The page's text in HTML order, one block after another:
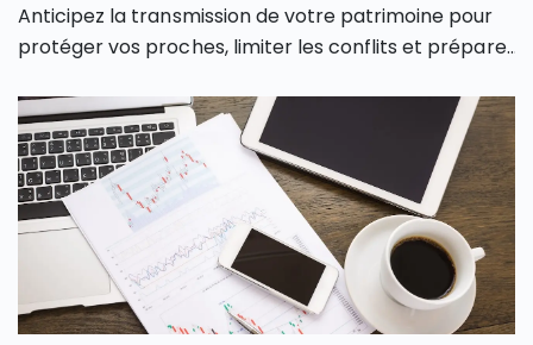
Anticipez la transmission de votre patrimoine pour
protéger vos proches, limiter les conflits et préparer